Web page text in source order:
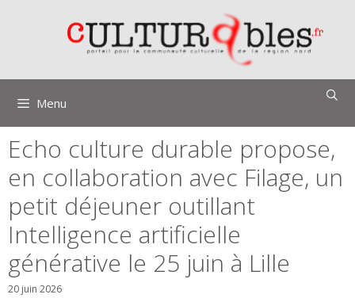
Menu
Echo culture durable propose,
en collaboration avec Filage, un
petit déjeuner outillant
Intelligence artificielle
générative le 25 juin à Lille
20 juin 2026